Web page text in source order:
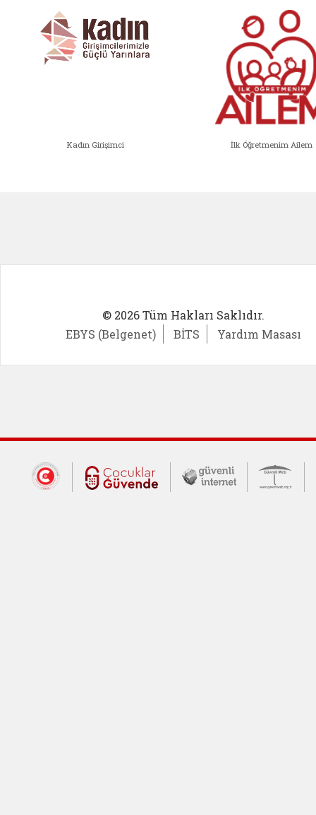
Kadın Girişimci İlk Öğretmenim Ailem
© 2026 Tüm Hakları Saklıdır.
EBYS (Belgenet)
BİTS Yardım Masası
Dış Bağlantılar
Cumhurbaşkanlığı İletişim Merkezi
Çocuklar Güvende (yeni
Güvenli